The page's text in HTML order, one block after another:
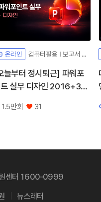
온라인 컴퓨터활용 보고서 디자인
늘부터 정시퇴근] 파워포
실무 디자인 2016+36
수
1.5만회
좋아요
31
센터 1600-0999
뉴스레터